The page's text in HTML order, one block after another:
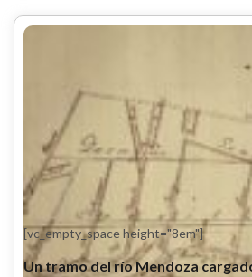
[vc_empty_space height="8em"]
Un tramo del río Mendoza